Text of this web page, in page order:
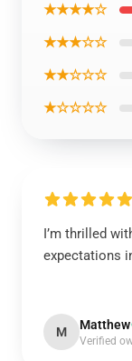
★★★★☆
★★★☆☆
★★☆☆☆
★☆☆☆☆
I’m thrilled
expectations
M Matthew
Verified